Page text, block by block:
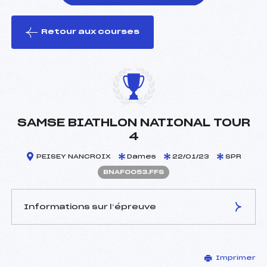
le ski
Retour aux courses
SAMSE BIATHLON NATIONAL TOUR
4
PEISEY NANCROIX Dames 22/01/23 SPR
BNAF0053.FFS
Informations sur l’épreuve
JORCIN SAMUEL (SA)
Imprimer